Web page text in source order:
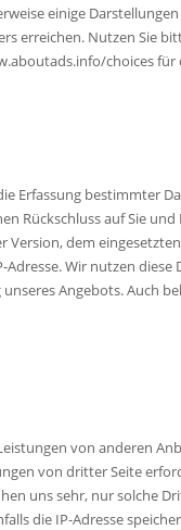
einige
erreichen. Nutzen Sie
choices
Erfassung bestimmter
Rückschluss auf Sie
dem
Wir nutzen
Angebots. Auch
von anderen
von dritter Seite
uns sehr, nur solche
die IP-Adresse